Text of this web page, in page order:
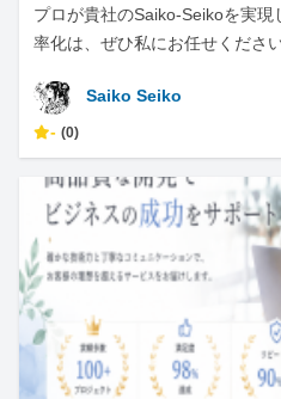
プロが貴社のSaiko-Seikoを実
率化は、ぜひ私にお任せください
Saiko Seiko
- (0)